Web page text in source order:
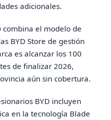
adicionales.
combina el modelo de
BYD Store de gestión
es alcanzar los 100
de finalizar 2026,
aún sin cobertura.
BYD incluyen
en la tecnología Blade